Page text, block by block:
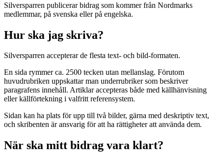
Silversparren publicerar bidrag som kommer från Nordmarks
medlemmar, på svenska eller på engelska.
Hur ska jag skriva?
Silversparren accepterar de flesta text- och bild-formaten.
En sida rymmer ca. 2500 tecken utan mellanslag. Förutom
huvudrubriken uppskattar man underrubriker som beskriver
paragrafens innehåll. Artiklar accepteras både med källhänvisning
eller källförtekning i valfritt referensystem.
Sidan kan ha plats för upp till två bilder, gärna med deskriptiv text,
och skribenten är ansvarig för att ha rättigheter att använda dem.
När ska mitt bidrag vara klart?